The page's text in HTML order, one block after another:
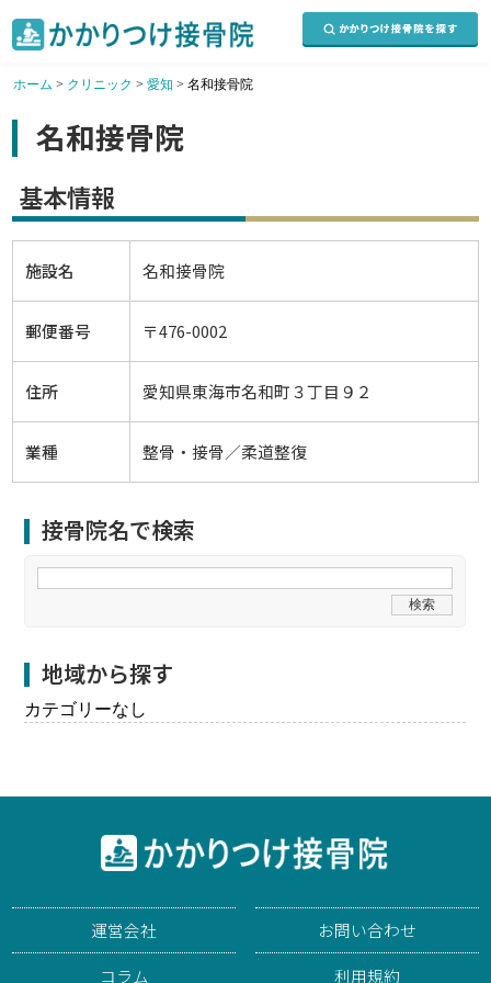
ホーム > クリニック > 愛知 > 名和接骨院
名和接骨院
基本情報
施設名 名和接骨院
郵便番号 〒476-0002
住所 愛知県東海市名和町３丁目９２
業種 整骨・接骨／柔道整復
接骨院名で検索
地域から探す
カテゴリーなし
運営会社
コラム
お問い合わせ
利用規約